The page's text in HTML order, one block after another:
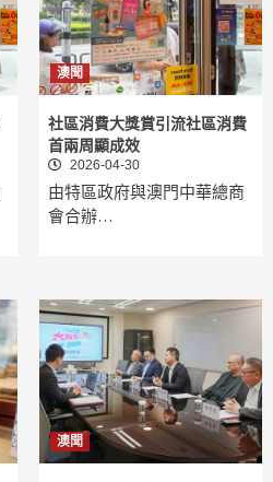
澳聞
社區消費大獎賞引流社區消費
首兩周顯成效
2026-04-30
由特區政府與澳門中華總商
會合辦…
澳聞